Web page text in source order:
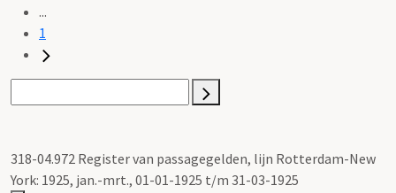
...
1
318-04.972 Register van passagegelden, lijn Rotterdam-New
York: 1925, jan.-mrt., 01-01-1925 t/m 31-03-1925